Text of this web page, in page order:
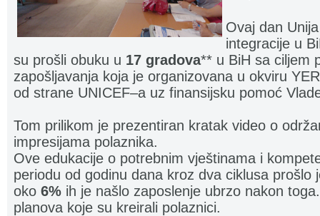
Ovaj dan
integracije u
su prošli obuku u 17 gradova** u BiH sa ciljem
zapošljavanja koja je organizovana u okviru
od strane UNICEF–a uz finansijsku pomoć
Tom prilikom je prezentiran kratak video o
impresijama polaznika.
Ove edukacije o potrebnim vještinama i
periodu od godinu dana kroz dva ciklusa prošlo
oko 6% ih je našlo zaposlenje ubrzo nakon
planova koje su kreirali polaznici.